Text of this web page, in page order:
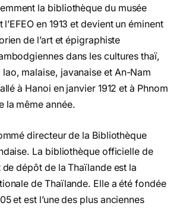
la bibliothèque du musée
en 1913 et devient un éminent
de l’art et épigraphiste
dans les cultures thaï,
malaise, javanaise et An-Nam
à Hanoi en janvier 1912 et à Phnom
la même année.
directeur de la Bibliothèque
La bibliothèque officielle de
de dépôt de la Thaïlande est la
de Thaïlande. Elle a été fondée
et est l’une des plus anciennes